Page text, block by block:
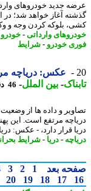
جدید خودروهای
آغاز خواهد شد؛ در این
بلوکه کردن وجه و
وارداتی-خودرو-
خودرو-شرایط
عکس: دریاچه مرتفع
-بین الملل-46 دقیقه پیش - یکشنبه 18 مرداد 1405، 13:45
و داده ها از وضعیت
قرار دارد، - عکس:
-دریا-شرایط بحرانی-
بعد 1
2
3
4
17
18
19
20